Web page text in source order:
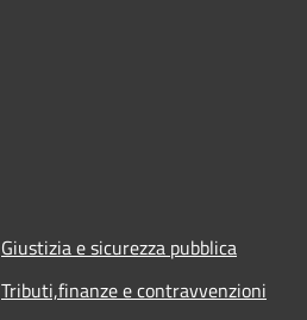
Giustizia e sicurezza pubblica
Tributi,finanze e contravvenzioni